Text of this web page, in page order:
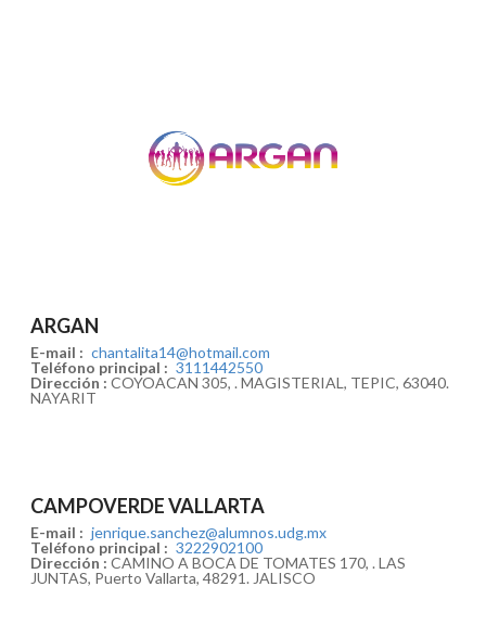
ARGAN
E-mail : chantalita14@hotmail.com
Teléfono principal : 3111442550
Dirección : COYOACAN 305, . MAGISTERIAL, TEPIC, 63040.
NAYARIT
CAMPOVERDE VALLARTA
E-mail : jenrique.sanchez@alumnos.udg.mx
Teléfono principal : 3222902100
Dirección : CAMINO A BOCA DE TOMATES 170, . LAS
JUNTAS, Puerto Vallarta, 48291. JALISCO